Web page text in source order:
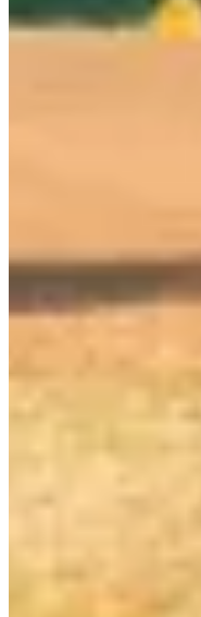
Aún sin comunicar
Fecha por confirmar
Parcours 61,2km